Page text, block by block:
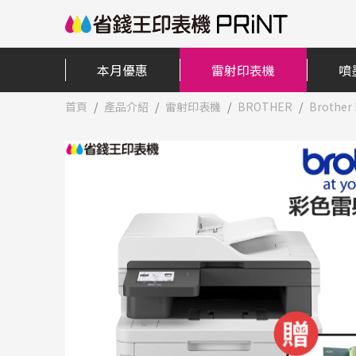
本月優惠 雷射印表機 噴
首頁 產品介紹 雷射印表機 BROTHER Brother